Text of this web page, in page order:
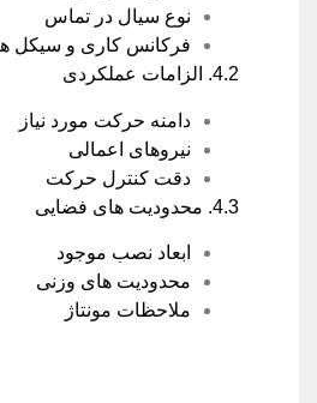
نوع سیال در تماس
فرکانس کاری و سیکل
4.2. الزامات عملکردی
دامنه حرکت مورد نیاز
نیروهای اعمالی
دقت کنترل حرکت
4.3. محدودیت های فضایی
ابعاد نصب موجود
محدودیت های وزنی
ملاحظات مونتاژ